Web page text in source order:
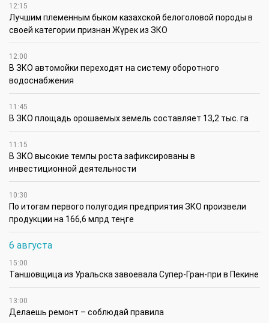
12:15
Лучшим племенным быком казахской белоголовой породы в
своей категории признан Жүрек из ЗКО
12:00
В ЗКО автомойки переходят на систему оборотного
водоснабжения
11:45
В ЗКО площадь орошаемых земель составляет 13,2 тыс. га
11:15
В ЗКО высокие темпы роста зафиксированы в
инвестиционной деятельности
10:30
По итогам первого полугодия предприятия ЗКО произвели
продукции на 166,6 млрд теңге
6 августа
15:00
Таншовщица из Уральска завоевала Супер-Гран-при в Пекине
13:00
Делаешь ремонт – соблюдай правила